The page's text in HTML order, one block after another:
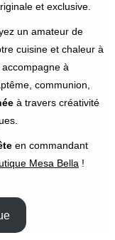
et exclusive.
un amateur de
cuisine et chaleur à
à
communion,
à travers créativité
en commandant
Mesa Bella !